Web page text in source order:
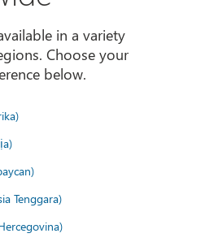
in a variety
Choose your
below.
Tenggara)